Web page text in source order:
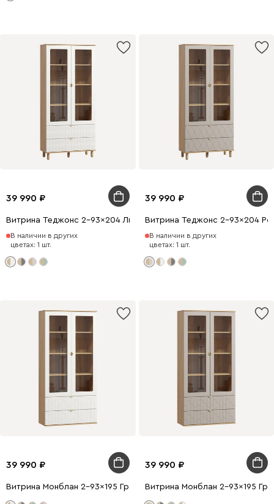
39 990
Витрина Теджонс 2-93x204 Лист ​Белый
В наличии в других
цветах: 1 шт.
39 990
Витрина Теджонс 2-93x204
В наличии в других
цветах: 1 шт.
39 990
Витрина Монблан 2-93x195 Грань Белый
39 990
Витрина Монблан 2-93x195